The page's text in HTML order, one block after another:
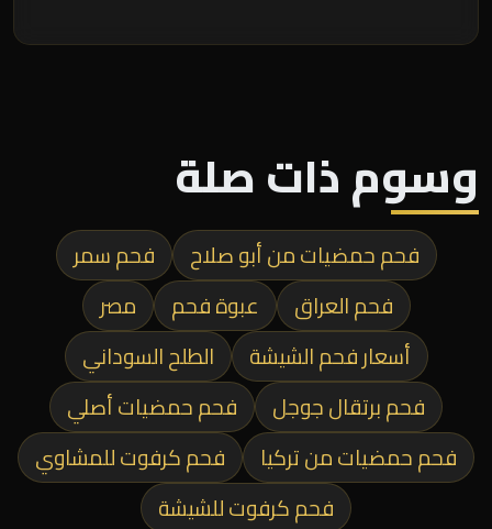
وسوم ذات صلة
فحم حمضيات من أبو صلاح
فحم سمر
فحم العراق
عبوة فحم
مصر
أسعار فحم الشيشة
الطلح السوداني
فحم برتقال جوجل
فحم حمضيات أصلي
فحم حمضيات من تركيا
فحم كرفوت للمشاوي
فحم كرفوت للشيشة